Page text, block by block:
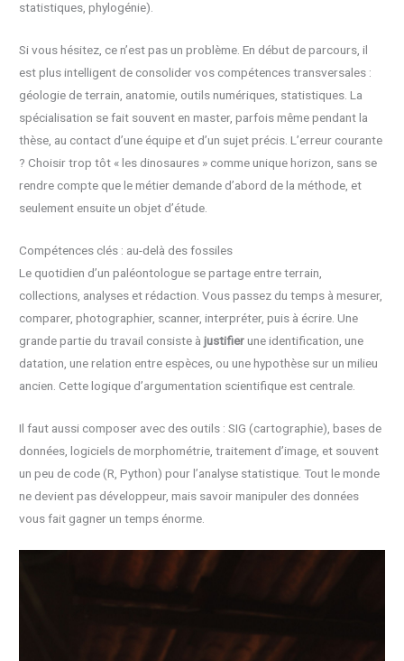
statistiques, phylogénie).
Si vous hésitez, ce n’est pas un problème. En début de parcours, il
est plus intelligent de consolider vos compétences transversales :
géologie de terrain, anatomie, outils numériques, statistiques. La
spécialisation se fait souvent en master, parfois même pendant la
thèse, au contact d’une équipe et d’un sujet précis. L’erreur courante
? Choisir trop tôt « les dinosaures » comme unique horizon, sans se
rendre compte que le métier demande d’abord de la méthode, et
seulement ensuite un objet d’étude.
Compétences clés : au-delà des fossiles
Le quotidien d’un paléontologue se partage entre terrain,
collections, analyses et rédaction. Vous passez du temps à mesurer,
comparer, photographier, scanner, interpréter, puis à écrire. Une
grande partie du travail consiste àjustifierune identification, une
datation, une relation entre espèces, ou une hypothèse sur un milieu
ancien. Cette logique d’argumentation scientifique est centrale.
Il faut aussi composer avec des outils : SIG (cartographie), bases de
données, logiciels de morphométrie, traitement d’image, et souvent
un peu de code (R, Python) pour l’analyse statistique. Tout le monde
ne devient pas développeur, mais savoir manipuler des données
vous fait gagner un temps énorme.